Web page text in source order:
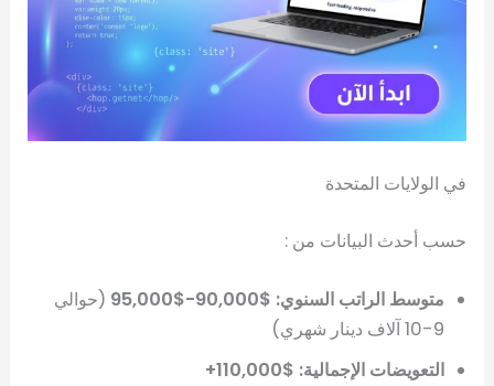
في الولايات المتحدة
حسب أحدث البيانات من :
متوسط الراتب السنوي: $90,000-$95,000
(حوالي
9-10 آلاف دينار شهري)
التعويضات الإجمالية: $110,000+